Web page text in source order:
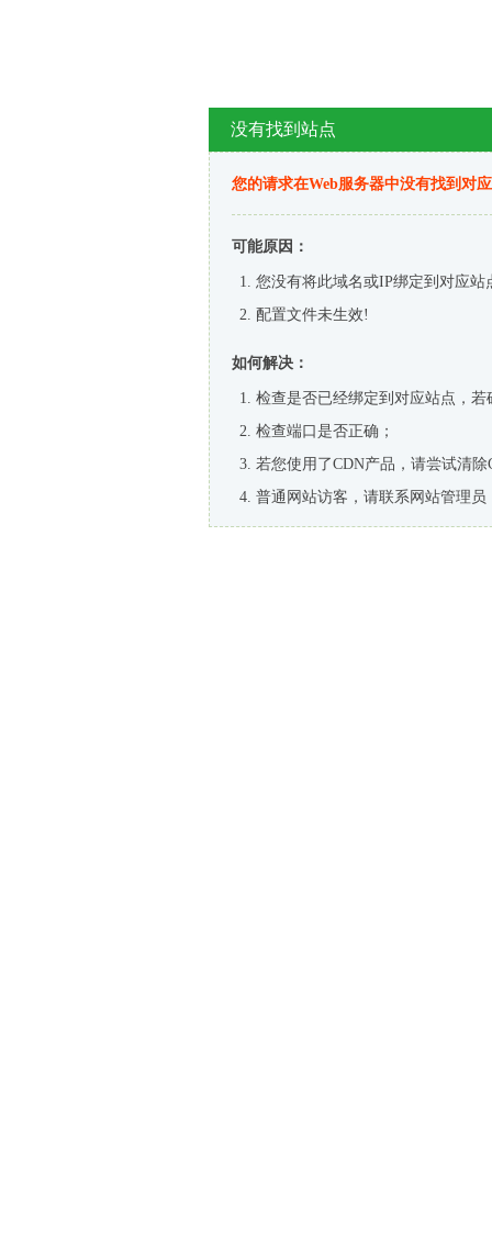
没有找到站点
您的请求在Web服务器中没有找到对
可能原因：
您没有将此域名或IP绑定到对应站
配置文件未生效!
如何解决：
检查是否已经绑定到对应站点，
检查端口是否正确；
若您使用了CDN产品，请尝试清除
普通网站访客，请联系网站管理员